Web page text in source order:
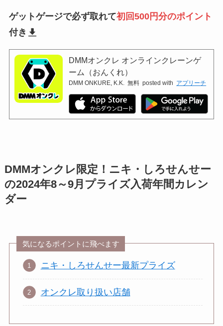
ゲットゲージで必ず取れて初回500円分のポイント
付き
DMMオンクレ オンラインクレーンゲ
ーム（おんくれ）
DMM ONKURE, K.K. 無料 posted with アプリーチ
DMMオンクレ限定！ニキ・しろせんせー
の2024年8～9月プライズ入荷年間カレン
ダー
気になるポイントに飛べます
ニキ・しろせんせー最新プライズ
オンクレ取り扱い店舗